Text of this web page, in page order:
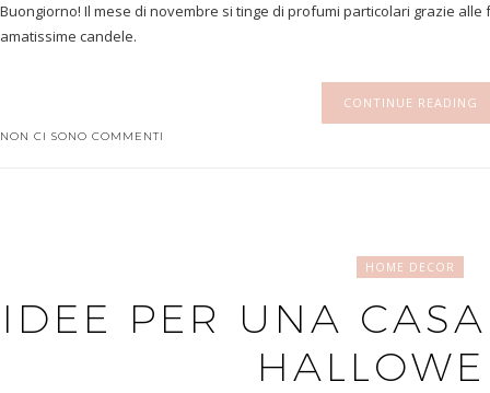
Buongiorno! Il mese di novembre si tinge di profumi particolari grazie
amatissime candele.
CONTINUE READING
NON CI SONO COMMENTI
HOME DECOR
IDEE PER UNA